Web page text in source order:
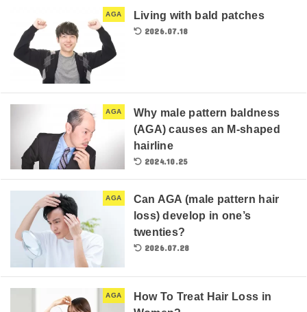
AGA Living with bald patches
2026.07.18
AGA
Why male pattern baldness
(AGA) causes an M-shaped
hairline
2024.10.25
AGA
Can AGA (male pattern hair
loss) develop in one’s
twenties?
2026.07.28
AGA
How To Treat Hair Loss in